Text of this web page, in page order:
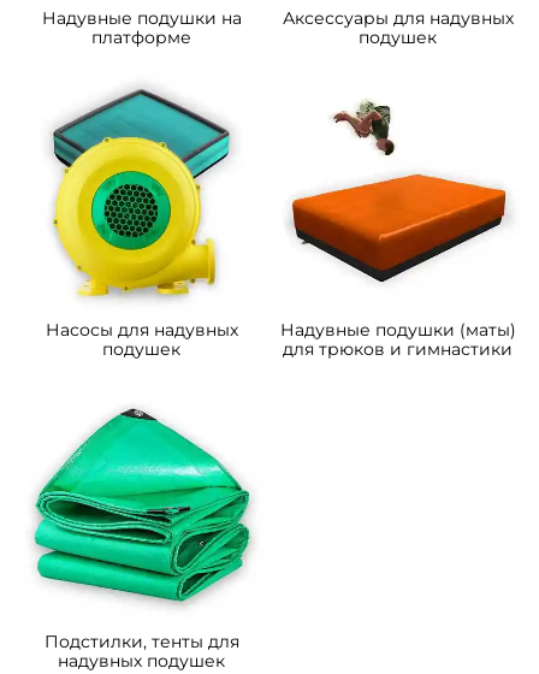
Надувные подушки на
платформе
Аксессуары для надувных
подушек
Насосы для надувных
подушек
Надувные подушки (маты)
для трюков и гимнастики
Подстилки, тенты для
надувных подушек